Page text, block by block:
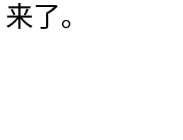
来了。